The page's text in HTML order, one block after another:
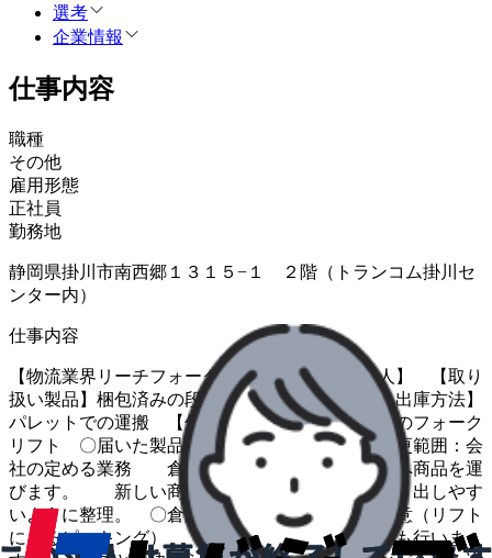
選考
企業情報
仕事内容
職種
その他
雇用形態
正社員
勤務地
静岡県掛川市南西郷１３１５−１ ２階（トランコム掛川セ
ンター内）
仕事内容
【物流業界リーチフォークリフト作業経験者求人】 【取り
扱い製品】梱包済みの段ボール（紙製品） 【入出庫方法】
パレットでの運搬 【使用リフト】リーチタイプのフォーク
リフト 〇届いた製品の検品、格納 ＊変更範囲：会
社の定める業務 倉庫内の決められた保管場所へ商品を運
びます。 新しい商品が奥になるようにまた取り出しやす
いように整理。 〇倉庫から出荷される商品の用意（リフト
によるピッキング） 毎日倉庫から出荷の作業も行いま